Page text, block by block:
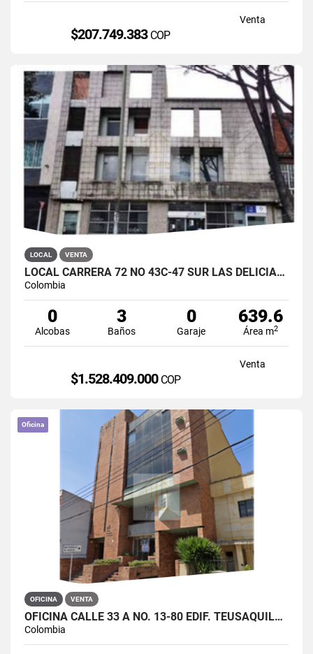
Venta
$207.749.383 COP
LOCAL VENTA
LOCAL CARRERA 72 NO 43C-47 SUR LAS DELICIAS - BOGOTA
Colombia
0
Alcobas
3
Baños
0
Garaje
639.6
Área m2
Venta
$1.528.409.000 COP
Oficina
OFICINA VENTA
OFICINA CALLE 33 A NO. 13-80 EDIF. TEUSAQUILLO INTERNACIONAL BOGOTA
Colombia